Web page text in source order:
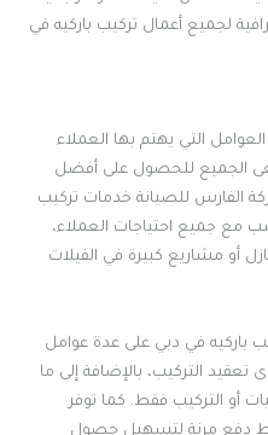
لجميع أعمال تركيب باركيه في
التي يهتم بها العملاء
الجميع للحصول على أفضل
الفارس للصيانة خدمات تركيب
مع جميع احتياجات العملاء،
أو مشاريع كبيرة في الفيلات
باركيه في دبي على عدة عوامل
تعقيد التركيب، بالإضافة إلى ما
أو التركيب فقط. كما توفر
دفع مرنة لتسهيل حصول